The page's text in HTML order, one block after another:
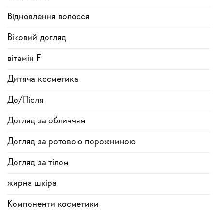
Відновлення волосся
Віковий догляд
вітамін F
Дитяча косметика
До/Після
Догляд за обличчям
Догляд за ротовою порожниною
Догляд за тілом
жирна шкіра
Компоненти косметики